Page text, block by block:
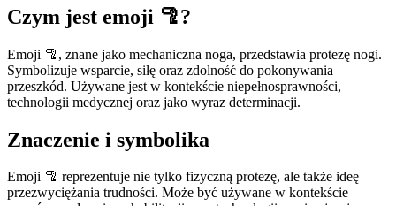
Czym jest emoji 🦿?
Emoji 🦿, znane jako mechaniczna noga, przedstawia protezę nogi.
Symbolizuje wsparcie, siłę oraz zdolność do pokonywania
przeszkód. Używane jest w kontekście niepełnosprawności,
technologii medycznej oraz jako wyraz determinacji.
Znaczenie i symbolika
Emoji 🦿 reprezentuje nie tylko fizyczną protezę, ale także ideę
przezwyciężania trudności. Może być używane w kontekście